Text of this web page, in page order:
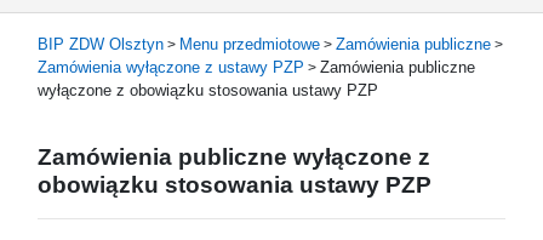
drogach
raporty
komunikacji
BIP ZDW Olsztyn > Menu przedmiotowe > Zamówienia publiczne >
Zamówienia wyłączone z ustawy PZP > Zamówienia publiczne
wyłączone z obowiązku stosowania ustawy PZP
Zamówienia publiczne wyłączone z
obowiązku stosowania ustawy PZP